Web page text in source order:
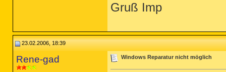
Gruß Imp
23.02.2006, 18:39
Rene-gad Windows Reparatur nicht möglich